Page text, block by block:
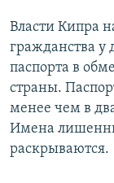
Власти Кипра
гражданства у
паспорта в
страны.
менее чем в
Имена
раскрываются.